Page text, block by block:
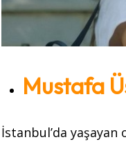
Mustafa
İstanbul’da